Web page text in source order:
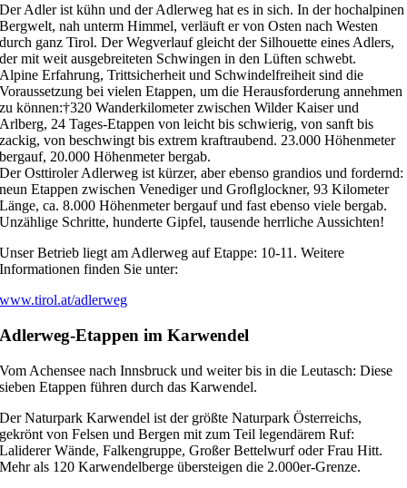
Der Adler ist kühn und der Adlerweg hat es in sich. In der hochalpinen
Bergwelt, nah unterm Himmel, verläuft er von Osten nach Westen
durch ganz Tirol. Der Wegverlauf gleicht der Silhouette eines Adlers,
der mit weit ausgebreiteten Schwingen in den Lüften schwebt.
Alpine Erfahrung, Trittsicherheit und Schwindelfreiheit sind die
Voraussetzung bei vielen Etappen, um die Herausforderung annehmen
zu können:†320 Wanderkilometer zwischen Wilder Kaiser und
Arlberg, 24 Tages-Etappen von leicht bis schwierig, von sanft bis
zackig, von beschwingt bis extrem kraftraubend. 23.000 Höhenmeter
bergauf, 20.000 Höhenmeter bergab.
Der Osttiroler Adlerweg ist kürzer, aber ebenso grandios und fordernd:
neun Etappen zwischen Venediger und Groﬂglockner, 93 Kilometer
Länge, ca. 8.000 Höhenmeter bergauf und fast ebenso viele bergab.
Unzählige Schritte, hunderte Gipfel, tausende herrliche Aussichten!
Unser Betrieb liegt am Adlerweg auf Etappe: 10-11. Weitere
Informationen finden Sie unter:
www.tirol.at/adlerweg
Adlerweg-Etappen im Karwendel
Vom Achensee nach Innsbruck und weiter bis in die Leutasch: Diese
sieben Etappen führen durch das Karwendel.
Der Naturpark Karwendel ist der größte Naturpark Österreichs,
gekrönt von Felsen und Bergen mit zum Teil legendärem Ruf:
Laliderer Wände, Falkengruppe, Großer Bettelwurf oder Frau Hitt.
Mehr als 120 Karwendelberge übersteigen die 2.000er-Grenze.